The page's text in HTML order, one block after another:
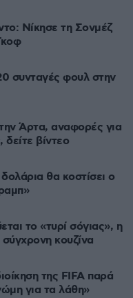
Νίκησε τη Σονμέζ
συνταγές φουλ στην
Άρτα, αναφορές για
βίντεο
θα κοστίσει ο
το «τυρί σόγιας», η
κουζίνα
της FIFA παρά
για τα λάθη»